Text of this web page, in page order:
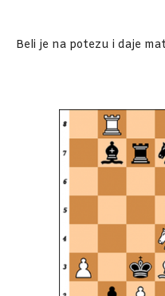
Beli je na potezu i daje